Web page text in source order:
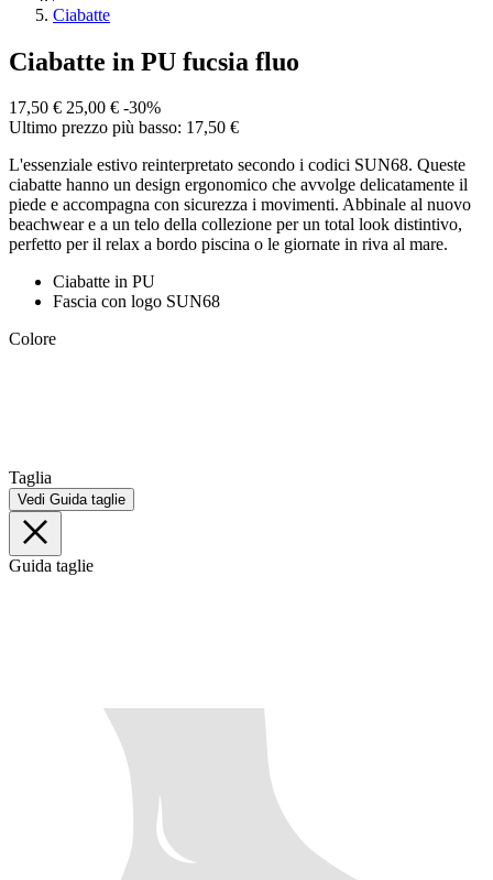
Ciabatte
Ciabatte in PU fucsia fluo
17,50 € 25,00 € -30%
Ultimo prezzo più basso: 17,50 €
L'essenziale estivo reinterpretato secondo i codici SUN68. Queste
ciabatte hanno un design ergonomico che avvolge delicatamente il
piede e accompagna con sicurezza i movimenti. Abbinale al nuovo
beachwear e a un telo della collezione per un total look distintivo,
perfetto per il relax a bordo piscina o le giornate in riva al mare.
Ciabatte in PU
Fascia con logo SUN68
Colore
Taglia
Vedi Guida taglie
Guida taglie